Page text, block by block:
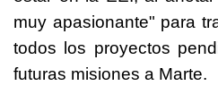
muy apasionante" para
todos los proyectos
futuras misiones a Marte.